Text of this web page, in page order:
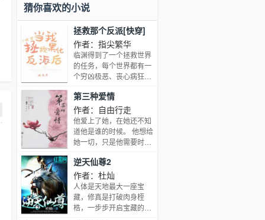
主人，都是一位强大的异能者。绰号宙
斯的佣兵界之王，因为妻子在意...
猜你喜欢的小说
拯救那个反派[快穿]
作者：指尖繁华
临渊得到了一个拯救世界
的任务，每个世界都有一
个穷凶极恶、丧心病狂的
任，以致于生灵涂炭、民
不聊生。所以他要在反派
没有成长起来之前就把反
派扼杀在摇篮中，以绝后
患。再后来，临渊觉得该
个反派。然而，临渊看着
天真烂漫、沉溺在爱情
中，往他怀里钻的反派，
惆怅的叹了口气，这任务
根本不是拯救世界，而
是‘干掉那个反派’吧？霁
第三种爱情
作者：自由行走
他爱上了她，在她还不知
道他是谁的时候。 他想给
她一切，只是他需要时
法抵抗他的清澈的眼神。
不该开始的，往往都会开
始，一旦开始了，就只能
在甜蜜与伤痛中沉沦。 他
说：不要想将来，将来让
逆天仙尊2
作者：杜灿
人体是天地最大一座宝
藏，修真是打破肉身桎
梏，一步步开启宝藏的钥